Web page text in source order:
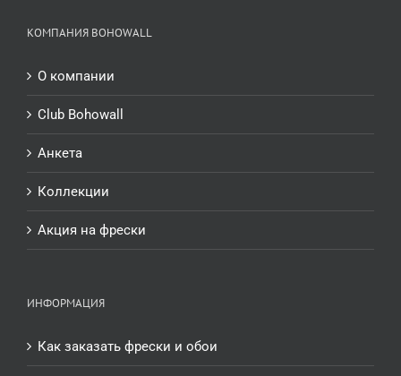
КОМПАНИЯ BOHOWALL
О компании
Club Bohowall
Анкета
Коллекции
Акция на фрески
ИНФОРМАЦИЯ
Как заказать фрески и обои